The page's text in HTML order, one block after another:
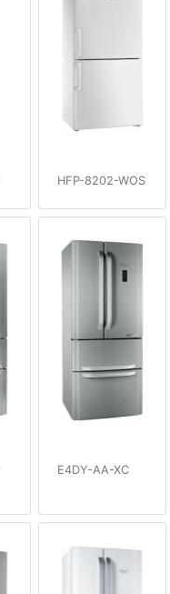
HFP-8202-WOS
E4DY-AA-XC